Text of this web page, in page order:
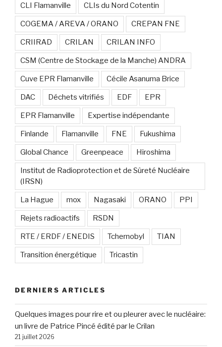
CLI Flamanville CLIs du Nord Cotentin
COGEMA / AREVA / ORANO CREPAN FNE
CRIIRAD CRILAN CRILAN INFO
CSM (Centre de Stockage de la Manche) ANDRA
Cuve EPR Flamanville Cécile Asanuma Brice
DAC Déchets vitrifiés EDF EPR
EPR Flamanville Expertise indépendante
Finlande Flamanville FNE Fukushima
Global Chance Greenpeace Hiroshima
Institut de Radioprotection et de Sûreté Nucléaire
(IRSN)
La Hague mox Nagasaki ORANO PPI
Rejets radioactifs RSDN
RTE / ERDF / ENEDIS Tchernobyl TIAN
Transition énergétique Tricastin
DERNIERS ARTICLES
Quelques images pour rire et ou pleurer avec le nucléaire:
un livre de Patrice Pincé édité par le Crilan
21 juillet 2026